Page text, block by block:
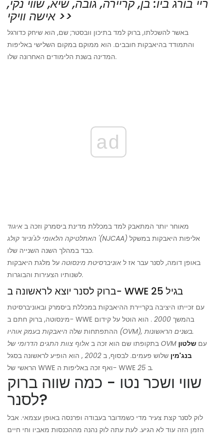
ריי בורג ביו: בן, קריירה, גובה, שיא, שווי נקי,
אישה וויקי >>
באשר להשכלתו, ברוק למד בתיכון וובסטר; שם, הוא שיחק כדורגל
והתמודד בהיאבקות חובבים. הוא ממוקם במקום השלישי באליפות
המדינה בשנת הלימודים האחרונה שלו.
ad
מאוחר יותר המתאבק למד במכללת מדינת ביסמרק וזכה ב איגוד
האתלטיקה הלאומי לג'וניור קולג '(NJCAA)
כבד במהלך השנה השנייה שלו.
באופן דומה, לסנר עבר אז ל אוניברסיטת מינסוטה על מלגת היאבקות
לשנותיו הצעירות והבוגרות.
ברוק לסנר יוצא לראשונה ב- WWE בגיל 25
עם זכייתו היציבה בקריירת ההיאבקות במכללת ביסמרק ובאוניברסיטת
מינסוטה, ברוק חתם ב- WWE בהמשך 2000 . הוא הוטל על קידום
ההתפתחות שלה
היאבקות בעמק אוהיו (OVM), בשנים הראשונות.
בתקופתו שם הוא זכה ב אלוף צוות התגים הדרומי של OVM עם שלטון
בנג'מין שלוש פעמים. לבסוף, ב 2002 , הוא הופיע לראשונה בסגל
הראשי של WWE ואף זכה באליפות ה- WWE ב25.
שווי ושכר נטו - כמה שווה ברוק
לסנר?
לוק לסנר קצת צעיר מדי כשמדובר בעבודה ופרנסה באופן עצמאי. אבל
הזמן הזה עוד לא הגיע. לעת עתה לוק נהנה מההכנסות מאביו וחי חיים